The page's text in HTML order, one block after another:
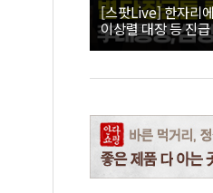
[스팟Live] 한자리
이상렬 대장 등 진
직접 수여｜